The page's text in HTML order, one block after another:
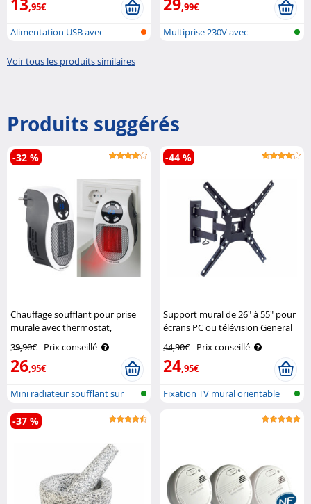
13,95€
Alimentation USB avec
29,99€
Multiprise 230V avec
Voir tous les produits similaires
Produits suggérés
Chauffage soufflant pour prise
murale avec thermostat,
minuterie et écran LED Sichler
Haushaltsgeräte
39,90€ Prix conseillé
26,95€
-32 %
Mini radiateur soufflant sur
prise ..
Support mural de 26" à 55" pour
écrans PC ou télévision General
44,90€ Prix conseillé
24,95€
-44 %
Fixation TV mural orientable
-37 %